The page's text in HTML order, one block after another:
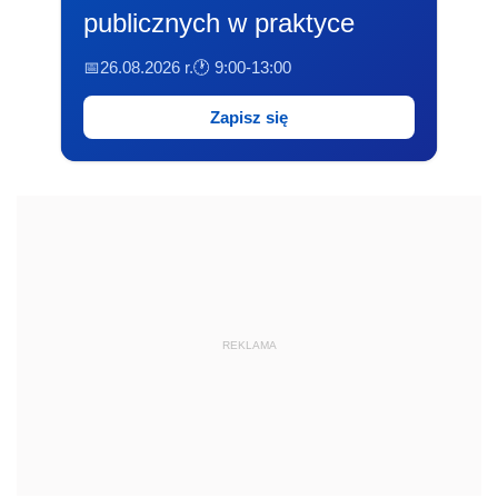
publicznych w praktyce
📅26.08.2026 r.🕐 9:00-13:00
Zapisz się
REKLAMA